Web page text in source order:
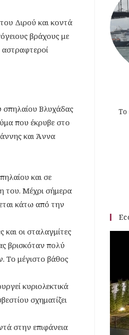
Διρού και κοντά
βράχους με
αστραφτεροί
σπηλαίου Βλυχάδας
που έκρυβε στο
και Άννα
και σε
του. Μέχρι σήμερα
κάτω από την
και οι σταλαγμίτες
βρισκόταν πολύ
Το μέγιστο βάθος
κυριολεκτικά
σχηματίζει
στην επιφάνεια
Το